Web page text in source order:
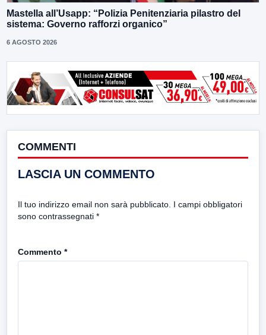
Mastella all’Usapp: “Polizia Penitenziaria pilastro del
sistema: Governo rafforzi organico”
6 AGOSTO 2026
COMMENTI
LASCIA UN COMMENTO
Il tuo indirizzo email non sarà pubblicato. I campi obbligatori
sono contrassegnati *
Commento *